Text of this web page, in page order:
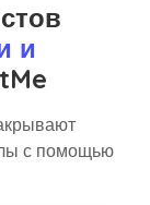
и
с помощью